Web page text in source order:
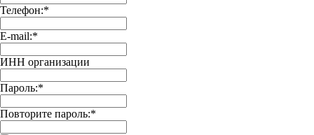
Телефон:*
E-mail:*
ИНН организации
Пароль:*
Повторите пароль:*